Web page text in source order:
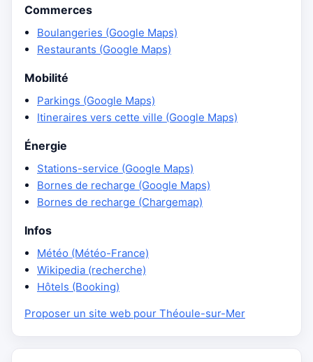
Commerces
Boulangeries (Google Maps)
Restaurants (Google Maps)
Mobilité
Parkings (Google Maps)
Itineraires vers cette ville (Google Maps)
Énergie
Stations-service (Google Maps)
Bornes de recharge (Google Maps)
Bornes de recharge (Chargemap)
Infos
Météo (Météo-France)
Wikipedia (recherche)
Hôtels (Booking)
Proposer un site web pour Théoule-sur-Mer